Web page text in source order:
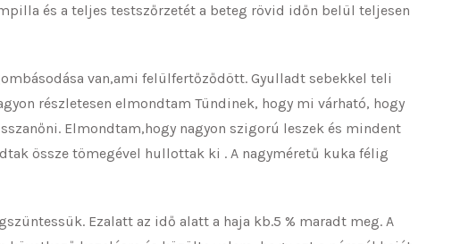
és a teljes testszőrzetét a beteg rövid időn belül teljesen
van,ami felülfertőződött. Gyulladt sebekkel teli
részletesen elmondtam Tündinek, hogy mi várható, hogy
Elmondtam,hogy nagyon szigorú leszek és mindent
össze tömegével hullottak ki . A nagyméretű kuka félig
Ezalatt az idő alatt a haja kb.5 % maradt meg. A